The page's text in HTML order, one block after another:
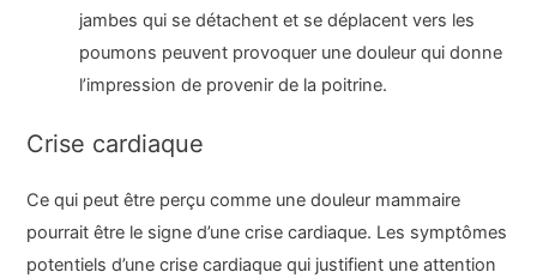
jambes qui se détachent et se déplacent vers les
poumons peuvent provoquer une douleur qui donne
l’impression de provenir de la poitrine.
Crise cardiaque
Ce qui peut être perçu comme une douleur mammaire
pourrait être le signe d’une crise cardiaque. Les symptômes
potentiels d’une crise cardiaque qui justifient une attention